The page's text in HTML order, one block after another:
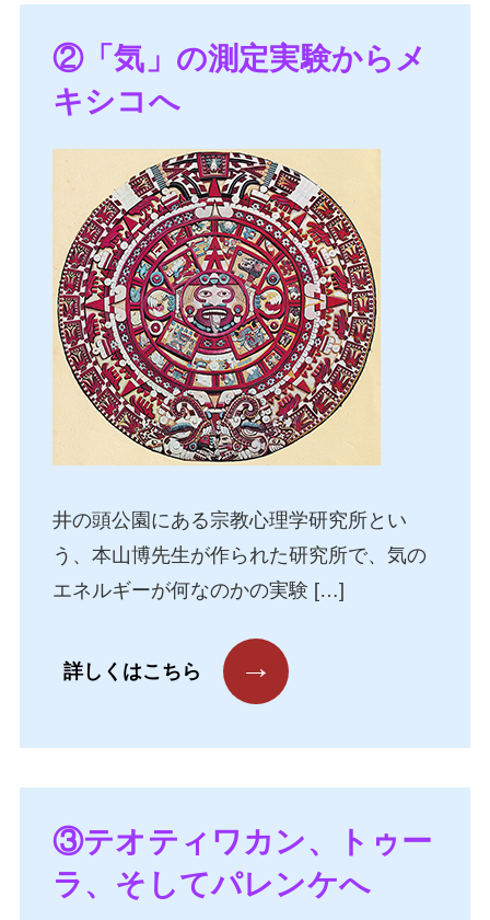
②「気」の測定実験からメ
キシコへ
井の頭公園にある宗教心理学研究所とい
う、本山博先生が作られた研究所で、気の
エネルギーが何なのかの実験 […]
詳しくはこちら →
③テオティワカン、トゥー
ラ、そしてパレンケへ